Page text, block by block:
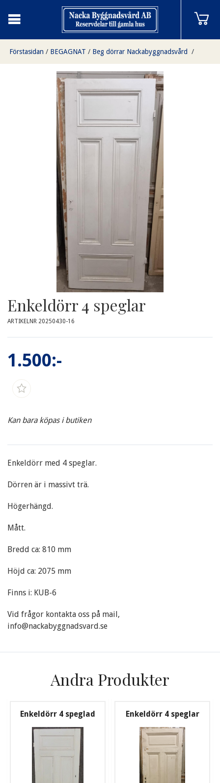
Förstasidan / BEGAGNAT / Beg dörrar Nackabyggnadsvård /
Enkeldörr 4 speglar
Enkeldörr 4 speglar
ARTIKELNR 20250430-16
1.500:-
Kan bara köpas i butiken
Enkeldörr med 4 speglar.
Dörren är i massivt trä.
Högerhängd.
Mått.
Bredd ca: 810 mm
Höjd ca: 2075 mm
Finns i: KUB-6
Vid frågor kontakta oss på mail,
info@nackabyggnadsvard.se
Andra Produkter
Enkeldörr 4 speglad Enkeldörr 4 speglar